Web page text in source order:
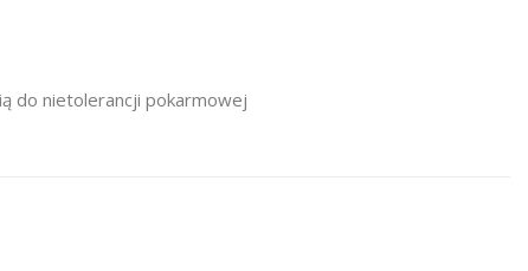
do nietolerancji pokarmowej